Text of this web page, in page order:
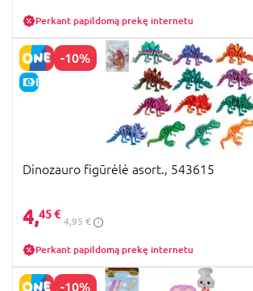
Perkant papildomą prekę internetu
-10%
E-KAINA
Dinozauro figūrėlė asort., 543615
4,45 €
4,95 €
Perkant papildomą prekę internetu
-10%